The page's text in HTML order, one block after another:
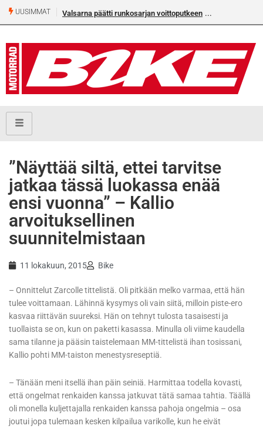
UUSIMMAT Valsarna päätti runkosarjan voittoputkeen
”Näyttää siltä, ettei tarvitse
jatkaa tässä luokassa enää
ensi vuonna” – Kallio
arvoituksellinen
suunnitelmistaan
11 lokakuun, 2015 Bike
– Onnittelut Zarcolle tittelistä. Oli pitkään melko varmaa, että hän
tulee voittamaan. Lähinnä kysymys oli vain siitä, milloin piste-ero
kasvaa riittävän suureksi. Hän on tehnyt tulosta tasaisesti ja
tuollaista se on, kun on paketti kasassa. Minulla oli viime kaudella
sama tilanne ja pääsin taistelemaan MM-tittelistä ihan tosissani,
Kallio pohti MM-taiston menestysreseptiä.
– Tänään meni itsellä ihan päin seiniä. Harmittaa todella kovasti,
että ongelmat renkaiden kanssa jatkuvat tätä samaa tahtia. Täällä
oli monella kuljettajalla renkaiden kanssa pahoja ongelmia – osa
joutui jopa tulemaan kesken kilpailua varikolle, kun he eivät